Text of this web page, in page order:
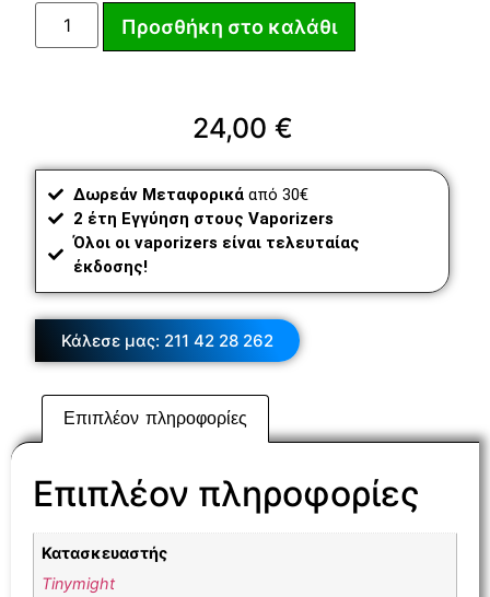
Προσθήκη στο καλάθι
24,00 €
Δωρεάν Μεταφορικά από 30€
2 έτη Εγγύηση στους Vaporizers
Όλοι οι vaporizers είναι τελευταίας
έκδοσης!
Κάλεσε μας: 211 42 28 262
Επιπλέον πληροφορίες
Επιπλέον πληροφορίες
Κατασκευαστής
Tinymight